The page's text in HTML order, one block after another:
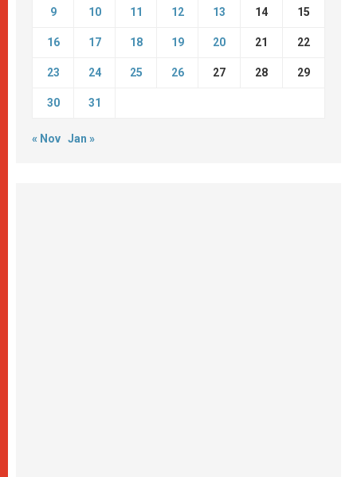
9 10 11 12 13 14 15
16 17 18 19 20 21 22
23 24 25 26 27 28 29
30 31
« Nov Jan »